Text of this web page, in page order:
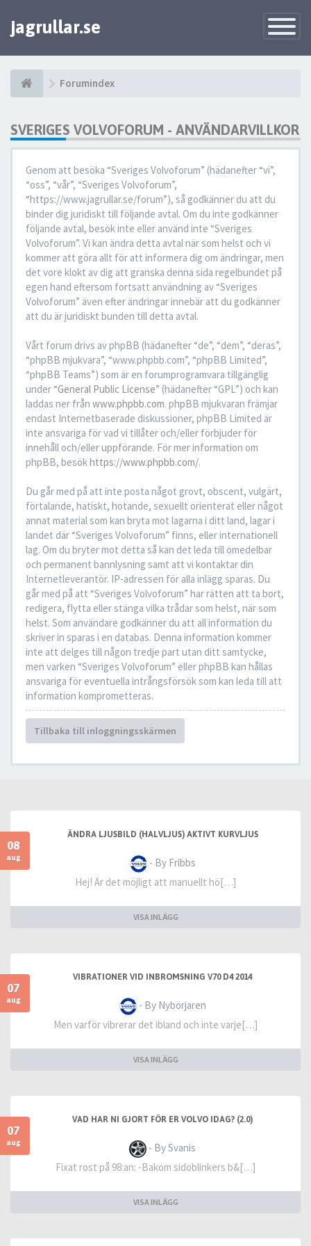
Toggle
jagrullar.se
Forumindex
SVERIGES VOLVOFORUM - ANVÄNDARVILLKOR
Genom att besöka “Sveriges Volvoforum” (hädanefter “vi”,
“oss”, “vår”, “Sveriges Volvoforum”,
“https://www.jagrullar.se/forum”), så godkänner du att du
binder dig juridiskt till följande avtal. Om du inte godkänner
följande avtal, besök inte eller använd inte “Sveriges
Volvoforum”. Vi kan ändra detta avtal när som helst och vi
kommer att göra allt för att informera dig om ändringar, men
det vore klokt av dig att granska denna sida regelbundet på
egen hand eftersom fortsatt användning av “Sveriges
Volvoforum” även efter ändringar innebär att du godkänner
att du är juridiskt bunden till detta avtal.
Vårt forum drivs av phpBB (hädanefter “de”, “dem”, “deras”,
“phpBB mjukvara”, “www.phpbb.com”, “phpBB Limited”,
“phpBB Teams”) som är en forumprogramvara tillgänglig
under “General Public License” (hädanefter “GPL”) och kan
laddas ner från www.phpbb.com. phpBB mjukvaran främjar
endast Internetbaserade diskussioner, phpBB Limited är
inte ansvariga för vad vi tillåter och/eller förbjuder för
innehåll och/eller uppförande. För mer information om
phpBB, besökhttps://www.phpbb.com/.
Du går med på att inte posta något grovt, obscent, vulgärt,
förtalande, hatiskt, hotande, sexuellt orienterat eller något
annat material som kan bryta mot lagarna i ditt land, lagar i
landet där “Sveriges Volvoforum” finns, eller internationell
lag. Om du bryter mot detta så kan det leda till omedelbar
och permanent bannlysning samt att vi kontaktar din
Internetleverantör. IP-adressen för alla inlägg sparas. Du
går med på att “Sveriges Volvoforum” har rätten att ta bort,
redigera, flytta eller stänga vilka trådar som helst, när som
helst. Som användare godkänner du att all information du
skriver in sparas i en databas. Denna information kommer
inte att delges till någon tredje part utan ditt samtycke,
men varken “Sveriges Volvoforum” eller phpBB kan hållas
ansvariga för eventuella intrångsförsök som kan leda till att
information komprometteras.
Tillbaka till inloggningsskärmen
08
aug
ÄNDRA LJUSBILD (HALVLJUS) AKTIVT KURVLJUS
- By Fribbs
Hej! Är det möjligt att manuellt hö[…]
VISA INLÄGG
07
aug
VIBRATIONER VID INBROMSNING V70 D4 2014
- By Nybörjaren
Men varför vibrerar det ibland och inte varje[…]
VISA INLÄGG
07
aug
VAD HAR NI GJORT FÖR ER VOLVO IDAG? (2.0)
- By Svanis
Fixat rost på 98:an: -Bakom sidoblinkers b&[…]
VISA INLÄGG